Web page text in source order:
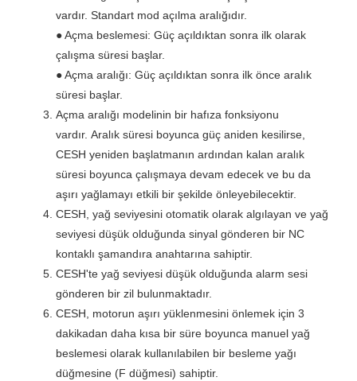
vardır. Standart mod açılma aralığıdır.
● Açma beslemesi: Güç açıldıktan sonra ilk olarak
çalışma süresi başlar.
● Açma aralığı: Güç açıldıktan sonra ilk önce aralık
süresi başlar.
Açma aralığı modelinin bir hafıza fonksiyonu
vardır. Aralık süresi boyunca güç aniden kesilirse,
CESH yeniden başlatmanın ardından kalan aralık
süresi boyunca çalışmaya devam edecek ve bu da
aşırı yağlamayı etkili bir şekilde önleyebilecektir.
CESH, yağ seviyesini otomatik olarak algılayan ve yağ
seviyesi düşük olduğunda sinyal gönderen bir NC
kontaklı şamandıra anahtarına sahiptir.
CESH'te yağ seviyesi düşük olduğunda alarm sesi
gönderen bir zil bulunmaktadır.
CESH, motorun aşırı yüklenmesini önlemek için 3
dakikadan daha kısa bir süre boyunca manuel yağ
beslemesi olarak kullanılabilen bir besleme yağı
düğmesine (F düğmesi) sahiptir.